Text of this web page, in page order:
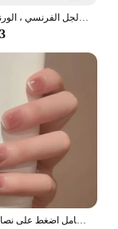
مافانتس-طلاء أظافر جل معدني ، كروم ، فائق السطوع ، تأثير المرآة ، الطلاء ، خط الرسم ، الجل الفرنسي ، الورنيش الفني ، 5 *
24 قطعة أسود قصير الباليه الأظافر كاذبة مع الغراء التصميم الفرنسي انفصال رسومات أظافر وهمية القلب غطاء كامل اضغط على نصائح الأظافر